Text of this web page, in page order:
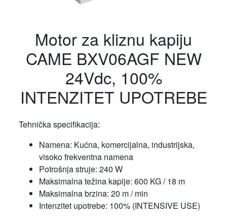
Motor za kliznu kapiju
CAME BXV06AGF NEW
24Vdc, 100%
INTENZITET UPOTREBE
Tehnička specifikacija:
Namena: Kućna, komercijalna, industrijska,
visoko frekventna namena
Potrošnja struje: 240 W
Maksimalna težina kapije: 600 KG / 18 m
Maksimalna brzina: 20 m / min
Intenzitet upotrebe: 100% (INTENSIVE USE)